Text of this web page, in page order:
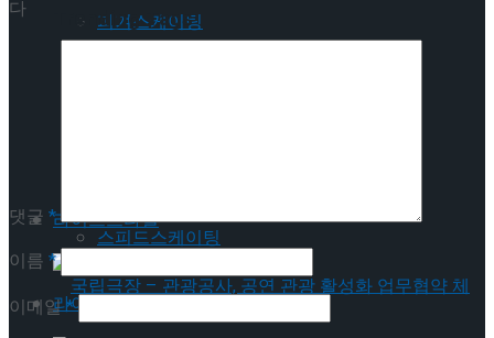
피겨스케이팅
라이프스타일
Trending Tags
스피드스케이팅
라이프스타일
다
댓글 *
이름 *
이메일*